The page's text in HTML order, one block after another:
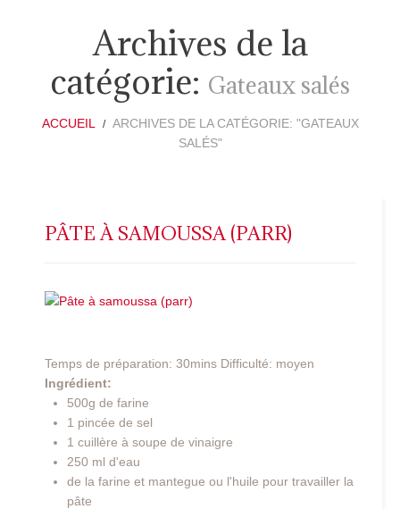
Archives de la
catégorie: Gateaux salés
ACCUEIL
ARCHIVES DE LA CATÉGORIE: "GATEAUX
SALÉS"
PÂTE À SAMOUSSA (PARR)
Temps de préparation: 30mins Difficulté: moyen
Ingrédient:
500g de farine
1 pincée de sel
1 cuillère à soupe de vinaigre
250 ml d'eau
de la farine et mantegue ou l'huile pour travailler la
pâte